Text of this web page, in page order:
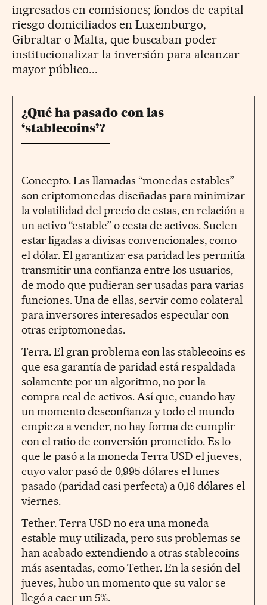
ingresados en comisiones; fondos de capital
riesgo domiciliados en Luxemburgo,
Gibraltar o Malta, que buscaban poder
institucionalizar la inversión para alcanzar
mayor público...
¿Qué ha pasado con las
‘stablecoins’?
Concepto. Las llamadas “monedas estables”
son criptomonedas diseñadas para minimizar
la volatilidad del precio de estas, en relación a
un activo “estable” o cesta de activos. Suelen
estar ligadas a divisas convencionales, como
el dólar. El garantizar esa paridad les permitía
transmitir una confianza entre los usuarios,
de modo que pudieran ser usadas para varias
funciones. Una de ellas, servir como colateral
para inversores interesados especular con
otras criptomonedas.
Terra. El gran problema con las stablecoins es
que esa garantía de paridad está respaldada
solamente por un algoritmo, no por la
compra real de activos. Así que, cuando hay
un momento desconfianza y todo el mundo
empieza a vender, no hay forma de cumplir
con el ratio de conversión prometido. Es lo
que le pasó a la moneda Terra USD el jueves,
cuyo valor pasó de 0,995 dólares el lunes
pasado (paridad casi perfecta) a 0,16 dólares el
viernes.
Tether. Terra USD no era una moneda
estable muy utilizada, pero sus problemas se
han acabado extendiendo a otras stablecoins
más asentadas, como Tether. En la sesión del
jueves, hubo un momento que su valor se
llegó a caer un 5%.